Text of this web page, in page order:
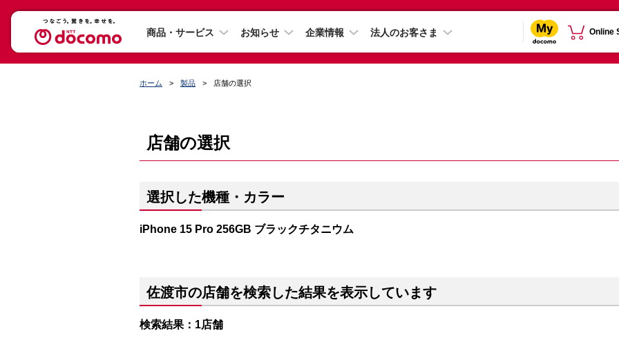
商品・サービス お知らせ 企業情報 法人のお客さま Online
ホーム 製品 店舗の選択
店舗の選択
選択した機種・カラー
iPhone 15 Pro 256GB ブラックチタニウム
佐渡市の店舗を検索した結果を表示しています
検索結果：1店舗